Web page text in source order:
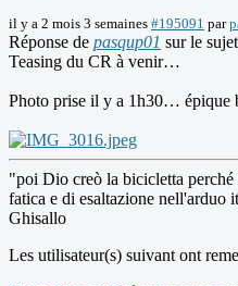
il y a 2 mois 3 semaines #195091 par
Réponse de pasqup01 sur le sujet
Teasing du CR à venir…
Photo prise il y a 1h30… épique
"poi Dio creò la bicicletta perché
fatica e di esaltazione
Ghisallo
Les utilisateur(s) suivant ont